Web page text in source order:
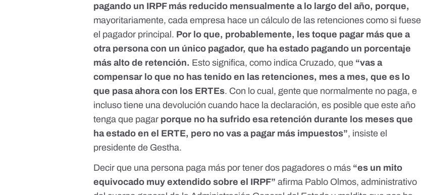
pagando un IRPF más reducido mensualmente a lo largo del año, porque,
mayoritariamente, cada empresa hace un cálculo de las retenciones como si fuese
el pagador principal. Por lo que, probablemente, les toque pagar más que a
otra persona con un único pagador, que ha estado pagando un porcentaje
más alto de retención. Esto significa, como indica Cruzado, que “vas a
compensar lo que no has tenido en las retenciones, mes a mes, que es lo
que pasa ahora con los ERTEs. Con lo cual, gente que normalmente no paga, e
incluso tiene una devolución cuando hace la declaración, es posible que este año
tenga que pagar porque no ha sufrido esa retención durante los meses que
ha estado en el ERTE, pero no vas a pagar más impuestos”, insiste el
presidente de Gestha.
Decir que una persona paga más por tener dos pagadores o más “es un mito
equivocado muy extendido sobre el IRPF” afirma Pablo Olmos, administrativo